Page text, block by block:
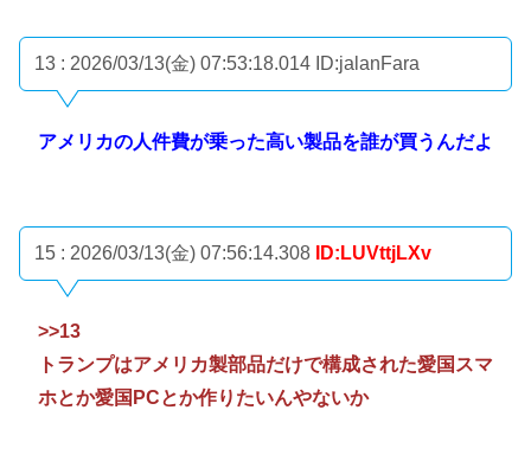
13 : 2026/03/13(金) 07:53:18.014 ID:jalanFara
アメリカの人件費が乗った高い製品を誰が買うんだよ
15 : 2026/03/13(金) 07:56:14.308 ID:LUVttjLXv
>>13
トランプはアメリカ製部品だけで構成された愛国スマ
ホとか愛国PCとか作りたいんやないか